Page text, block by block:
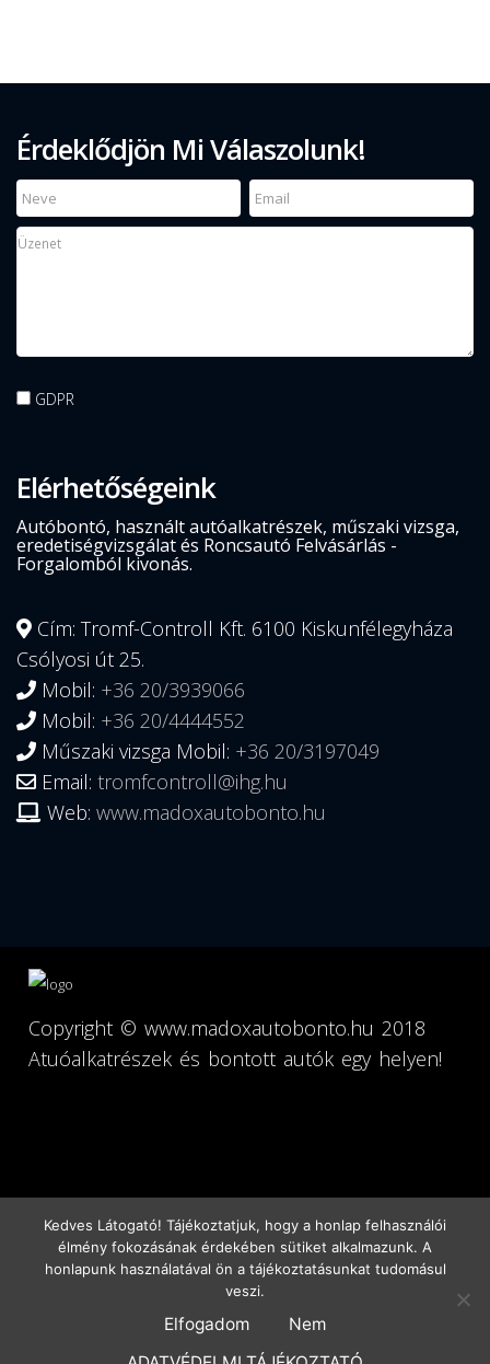
Érdeklődjön Mi Válaszolunk!
GDPR
Elérhetőségeink
Autóbontó, használt autóalkatrészek, műszaki vizsga,
eredetiségvizsgálat és Roncsautó Felvásárlás -
Forgalomból kivonás.
Cím: Tromf-Controll Kft. 6100 Kiskunfélegyháza
Csólyosi út 25.
Mobil: +36 20/3939066
Mobil: +36 20/4444552
Műszaki vizsga Mobil: +36 20/3197049
Email: tromfcontroll@ihg.hu
Web: www.madoxautobonto.hu
Copyright © www.madoxautobonto.hu 2018
Atuóalkatrészek és bontott autók egy helyen!
Szolgáltatásaink
Kedves Látogató! Tájékoztatjuk, hogy a honlap felhasználói
élmény fokozásának érdekében sütiket alkalmazunk. A
honlapunk használatával ön a tájékoztatásunkat tudomásul
veszi.
Elfogadom
Nem